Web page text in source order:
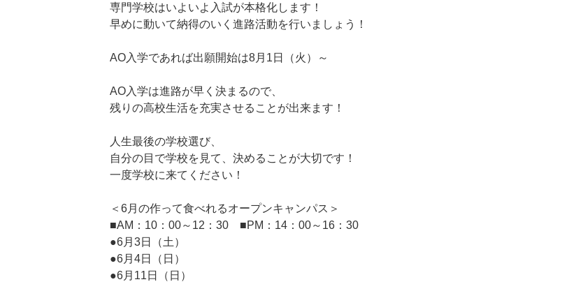
専門学校はいよいよ入試が本格化します！
早めに動いて納得のいく進路活動を行いましょう！
AO入学であれば出願開始は8月1日（火）～
AO入学は進路が早く決まるので、
残りの高校生活を充実させることが出来ます！
人生最後の学校選び、
自分の目で学校を見て、決めることが大切です！
一度学校に来てください！
＜6月の作って食べれるオープンキャンパス＞
■AM：10：00～12：30 ■PM：14：00～16：30
●6月3日（土）
●6月4日（日）
●6月11日（日）